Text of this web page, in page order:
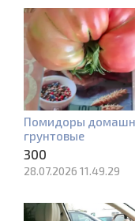
Помидоры
грунтовые
300
28.07.2026 11.49.29